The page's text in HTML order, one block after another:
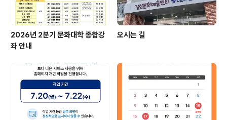
2026년 2분기 문화대학 종합강
좌 안내
오시는 길